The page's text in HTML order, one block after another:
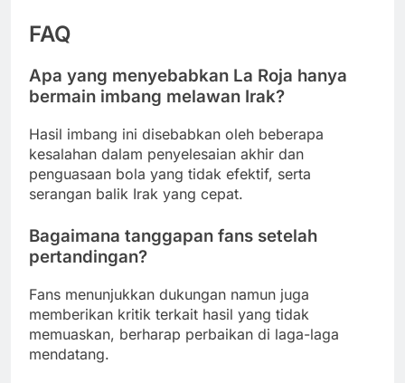
FAQ
Apa yang menyebabkan La Roja hanya
bermain imbang melawan Irak?
Hasil imbang ini disebabkan oleh beberapa
kesalahan dalam penyelesaian akhir dan
penguasaan bola yang tidak efektif, serta
serangan balik Irak yang cepat.
Bagaimana tanggapan fans setelah
pertandingan?
Fans menunjukkan dukungan namun juga
memberikan kritik terkait hasil yang tidak
memuaskan, berharap perbaikan di laga-laga
mendatang.